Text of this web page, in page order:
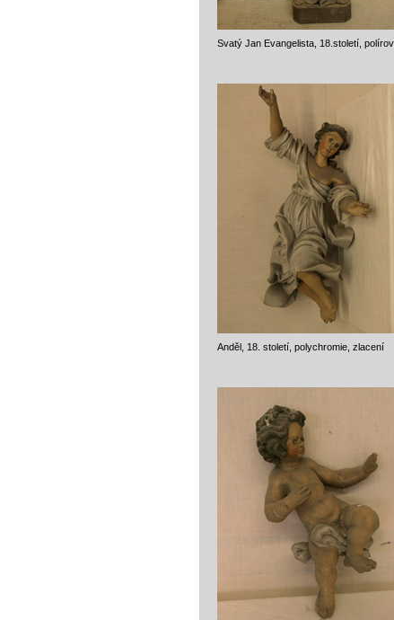
Svatý Jan Evangelista, 18.století,
Anděl, 18. století, polychromie, zlacení